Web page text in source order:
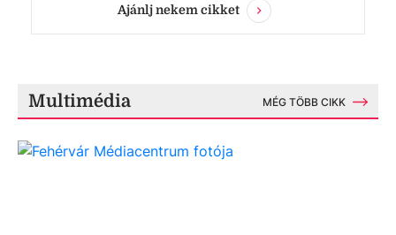
Ajánlj nekem cikket
Multimédia MÉG TÖBB CIKK